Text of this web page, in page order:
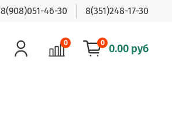
8(908)051-46-30 8(351)248-17-30
0 0 0.00 руб